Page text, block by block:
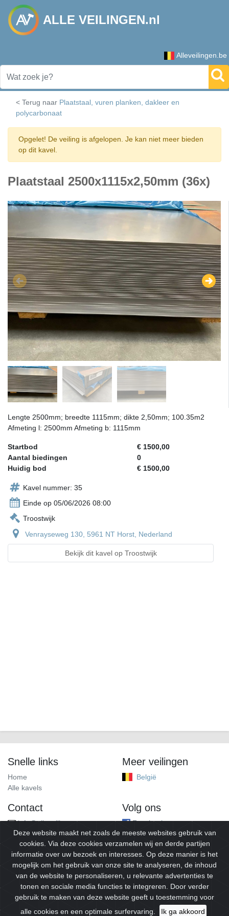
ALLE VEILINGEN.nl
Alleveilingen.be
< Terug naar Plaatstaal, vuren planken, dakleer en
polycarbonaat
Opgelet! De veiling is afgelopen. Je kan niet meer bieden
op dit kavel.
Plaatstaal 2500x1115x2,50mm (36x)
Lengte 2500mm; breedte 1115mm; dikte 2,50mm; 100.35m2
Afmeting l: 2500mm Afmeting b: 1115mm
Startbod
€ 1500,00
Aantal biedingen
0
Huidig bod
€ 1500,00
Kavel nummer: 35
Einde op 05/06/2026 08:00
Troostwijk
Venrayseweg 130, 5961 NT Horst, Nederland
Bekijk dit kavel op Troostwijk
Snelle links
Home
Alle kavels
Meer veilingen
België
Contact
info@alleveilingen.net
Volg ons
Facebook
© 2026Alleveilingen.Alle rechten voorbehouden.
Deze website maakt net zoals de meeste websites gebruik van
cookies. Via deze cookies verzamelen wij en derde partijen
informatie over uw bezoek en interesses. Op deze manier is het
mogelijk om het gebruik van onze site te analyseren, de inhoud
van de website te personaliseren, u relevante advertenties te
tonen en sociale media functies te integreren. Door verder
gebruik te maken van deze website geeft u toestemming voor
alle cookies en een optimale surfervaring.
Ik ga akkoord